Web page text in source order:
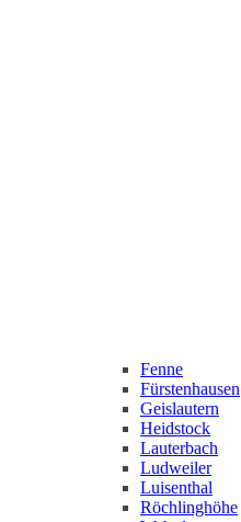
Fenne
Fürstenhausen
Geislautern
Heidstock
Lauterbach
Ludweiler
Luisenthal
Röchlinghöhe